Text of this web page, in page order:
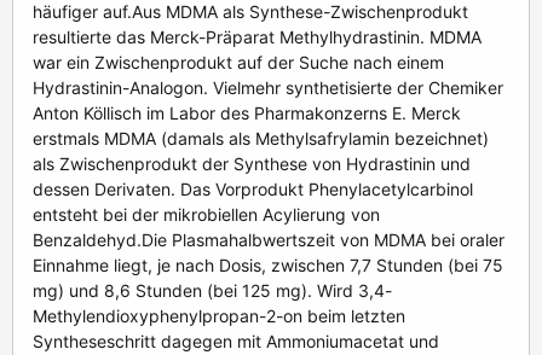
häufiger auf.Aus MDMA als Synthese-Zwischenprodukt
resultierte das Merck-Präparat Methylhydrastinin. MDMA
war ein Zwischenprodukt auf der Suche nach einem
Hydrastinin-Analogon. Vielmehr synthetisierte der Chemiker
Anton Köllisch im Labor des Pharmakonzerns E. Merck
erstmals MDMA (damals als Methylsafrylamin bezeichnet)
als Zwischenprodukt der Synthese von Hydrastinin und
dessen Derivaten. Das Vorprodukt Phenylacetylcarbinol
entsteht bei der mikrobiellen Acylierung von
Benzaldehyd.Die Plasmahalbwertszeit von MDMA bei oraler
Einnahme liegt, je nach Dosis, zwischen 7,7 Stunden (bei 75
mg) und 8,6 Stunden (bei 125 mg). Wird 3,4-
Methylendioxyphenylpropan-2-on beim letzten
Syntheseschritt dagegen mit Ammoniumacetat und